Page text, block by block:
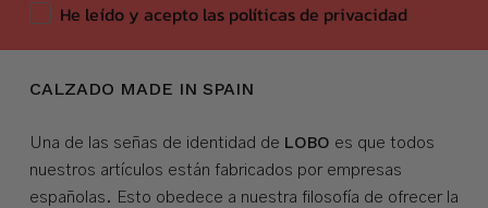
He leído y acepto las políticas de privacidad
CALZADO MADE IN SPAIN
Una de las señas de identidad de LOBO es que todos
nuestros artículos están fabricados por empresas
españolas. Esto obedece a nuestra filosofía de ofrecer la